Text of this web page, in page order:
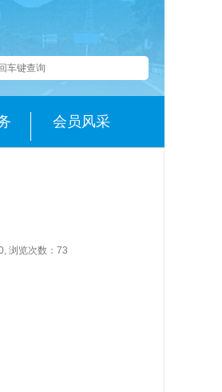
会员风采
浏览次数：73